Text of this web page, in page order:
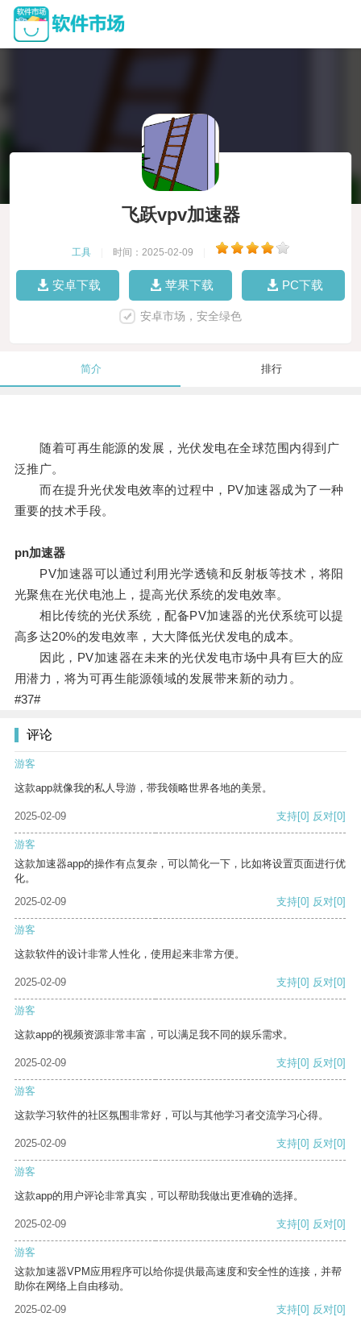
飞跃vpv加速器
工具 时间：2025-02-09
安卓下载 苹果下载 PC下载
安卓市场，安全绿色
简介 排行
随着可再生能源的发展，光伏发电在全球范围内得到广
泛推广。
而在提升光伏发电效率的过程中，PV加速器成为了一种
重要的技术手段。
pn加速器
PV加速器可以通过利用光学透镜和反射板等技术，将阳
光聚焦在光伏电池上，提高光伏系统的发电效率。
相比传统的光伏系统，配备PV加速器的光伏系统可以提
高多达20%的发电效率，大大降低光伏发电的成本。
因此，PV加速器在未来的光伏发电市场中具有巨大的应
用潜力，将为可再生能源领域的发展带来新的动力。
#37#
评论
游客
这款app就像我的私人导游，带我领略世界各地的美景。
2025-02-09 支持[0] 反对[0]
游客
这款加速器app的操作有点复杂，可以简化一下，比如将设置页面进行优
化。
2025-02-09
支持[0] 反对[0]
游客
这款软件的设计非常人性化，使用起来非常方便。
2025-02-09 支持[0] 反对[0]
游客
这款app的视频资源非常丰富，可以满足我不同的娱乐需求。
2025-02-09 支持[0] 反对[0]
游客
这款学习软件的社区氛围非常好，可以与其他学习者交流学习心得。
2025-02-09 支持[0] 反对[0]
游客
这款app的用户评论非常真实，可以帮助我做出更准确的选择。
2025-02-09 支持[0] 反对[0]
游客
这款加速器VPM应用程序可以给你提供最高速度和安全性的连接，并帮
助你在网络上自由移动。
2025-02-09
支持[0] 反对[0]